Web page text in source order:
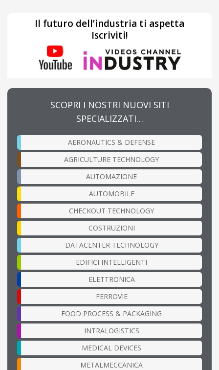
Il futuro dell’industria ti aspetta
Iscriviti!
SCOPRI I NOSTRI NUOVI SITI
SPECIALIZZATI…
AERONAUTICS & DEFENSE
AGRICULTURE TECHNOLOGY
AUTOMAZIONE
AUTOMOBILE
CHECKOUT TECHNOLOGY
COSTRUZIONI
DATACENTER TECHNOLOGY
EDIFICI INTELLIGENTI
ELETTRONICA
FERROVIE
FOOD PROCESS & PACKAGING
INTRALOGISTICS
MEDICAL DEVICES
METALMECCANICA